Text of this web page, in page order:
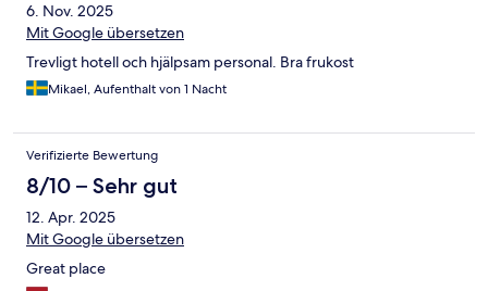
6. Nov. 2025
Mit Google übersetzen
Trevligt hotell och hjälpsam personal. Bra frukost
Mikael, Aufenthalt von 1 Nacht
Verifizierte Bewertung
8/10 – Sehr gut
12. Apr. 2025
Mit Google übersetzen
Great place